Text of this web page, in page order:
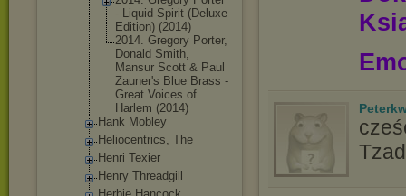
- Liquid Spirit (Deluxe
Edition) (2014)
2014. Gregory Porter,
Donald Smith,
Mansur Scott & Paul
Zauner's Blue Brass -
Great Voices of
Harlem (2014)
Hank Mobley
Heliocentrics, The
Henri Texier
Henry Threadgill